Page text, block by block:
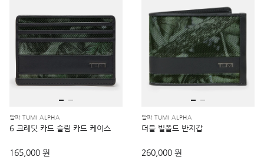
알파 TUMI ALPHA
6 크레딧 카드 슬림 카드 케이스
165,000 원
알파 TUMI ALPHA
더블 빌폴드 반지갑
260,000 원